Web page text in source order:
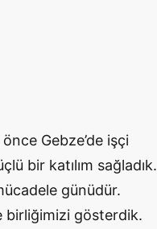
Gebze’de işçi
bir katılım sağladık.
günüdür.
birliğimizi gösterdik.